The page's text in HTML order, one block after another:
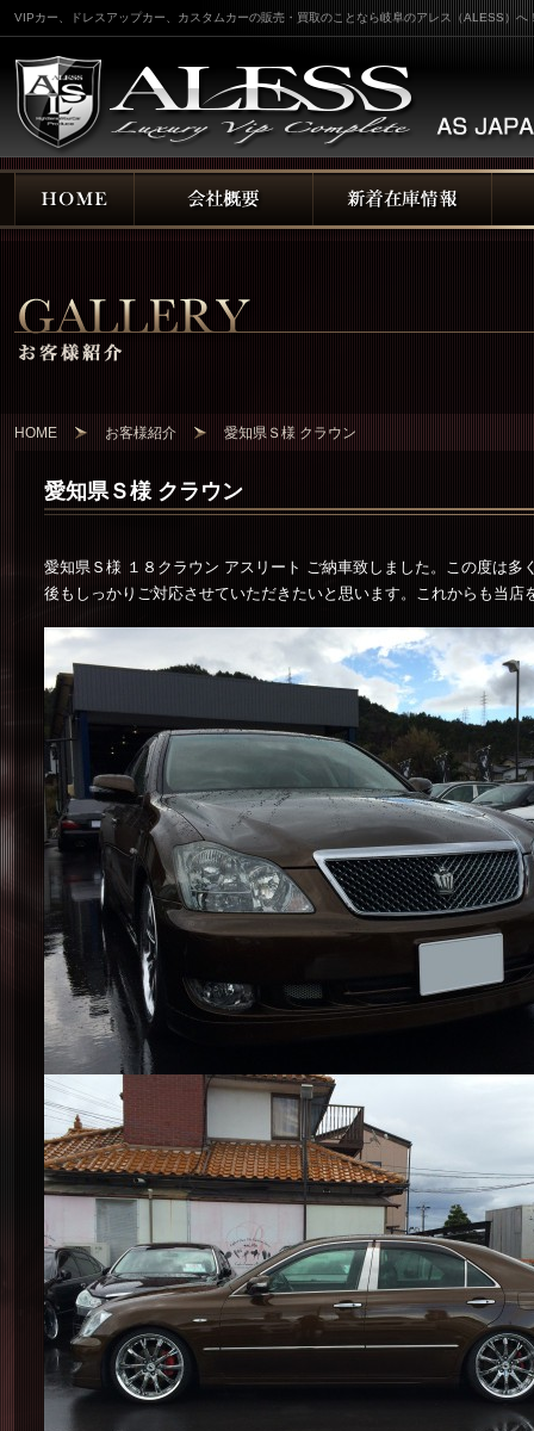
VIPカー、ドレスアップカー、カスタムカーの販売・買取のことなら岐阜のアレス（ALESS）へ
HOME お客様紹介 愛知県Ｓ様 クラウン
愛知県Ｓ様 クラウン
愛知県Ｓ様 １８クラウン アスリート ご納車致しました。この度は
後もしっかりご対応させていただきたいと思います。これからも当